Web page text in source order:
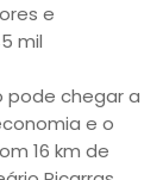
e
mil
pode chegar a
e o
16 km de